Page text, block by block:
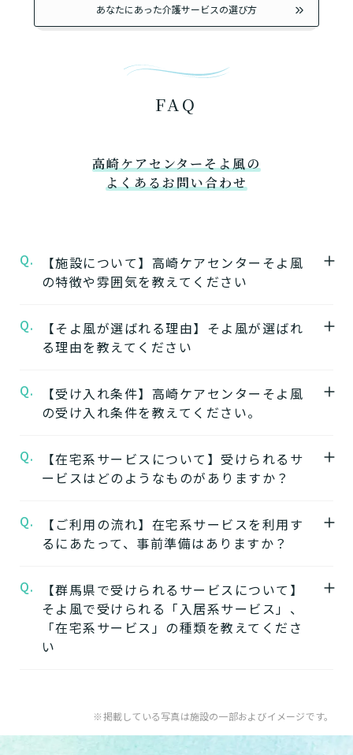
あなたにあった介護サービスの選び方
FAQ
高崎ケアセンターそよ風の
よくあるお問い合わせ
Q.
【施設について】高崎ケアセンターそよ風
の特徴や雰囲気を教えてください
★施設の特徴★
高崎ケアセンターそよ風
ます。
高崎ケアセンターそよ風の公式ページでは施
設の写真から雰囲気をご確認いただけます。
Q.
【そよ風が選ばれる理由】そよ風が選ばれ
る理由を教えてください
【1】ワンストップサービス
「そよ風」は、同じ建物の中で複数の介護サ
施設の中で別のサービスに移行することがで
きます。
【2】できるを増やす介護サービス
びできるようにする」ために支援したいと考
えています。お客様が自分らしく生活できる
ように、ご自身でできることと支援が必要な
【3】お客様に選ばれるできたてのお食事
そよ風は施設内に厨房を構え、手作りのお食
Q.
【受け入れ条件】高崎ケアセンターそよ風
の受け入れ条件を教えてください。
自立 要支援 要介護 認知症相談可
Q.
【在宅系サービスについて】受けられるサ
ービスはどのようなものがありますか？
自宅から通う
してもらう
ショートステイ
Q.
【ご利用の流れ】在宅系サービスを利用す
るにあたって、事前準備はありますか？
在宅系サービスの利用には「要介護認定」と
ケアマネジャーによる「ケアプラン」の作成
が必要です。
「要介護認定」を受けていない方
「ケアマネジャー」が決まっていない方：地
域包括支援センターまたは居宅介護支援事務
Q.
【群馬県で受けられるサービスについて】
そよ風で受けられる「入居系サービス」、
「在宅系サービス」の種類を教えてくださ
い
入居系サービス ：ホームに入居したい方向け
のサービスは以下です。
※掲載している写真は施設の一部およびイメージです。